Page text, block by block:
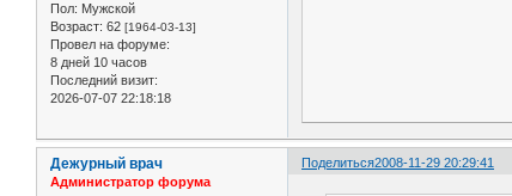
Пол: Мужской
Возраст: 62 [1964-03-13]
Провел на форуме:
8 дней 10 часов
Последний визит:
2026-07-07 22:18:18
Поделиться2008-11-29 20:29:41
Дежурный врач
Администратор форума